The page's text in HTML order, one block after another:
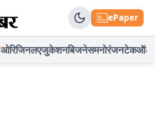
ePaper
ओरिजिनलएजुकेशनबिजनेसमनोरंजनटेकऑटो